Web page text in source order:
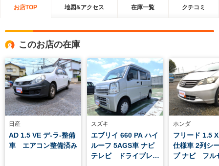
お店TOP 地図&アクセス 在庫一覧 クチコミ
このお店の在庫
日産
AD 1.5 VE デ-ラ-整備
車 エアコン整備済み
スズキ
エブリイ 660 PA ハイ
ルーフ 5AGS車 ナビ
テレビ ドライブレ
ホンダ
フリード 1.5
仕様車 2列シ
プ ナビ フル